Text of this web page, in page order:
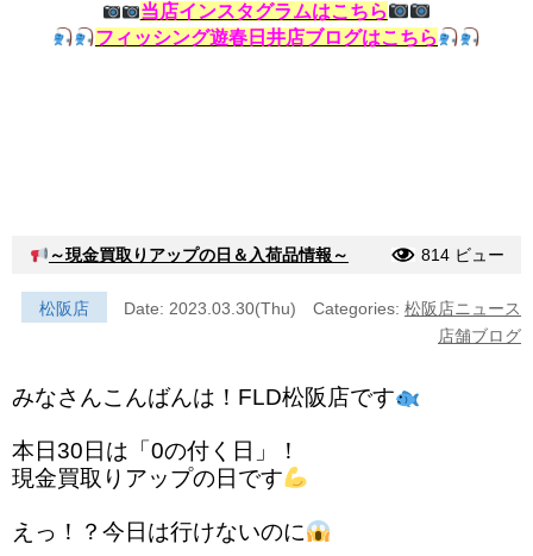
当店インスタグラムはこちら
フィッシング遊春日井店ブログはこちら
～現金買取りアップの日＆入荷品情報～ 814 ビュー
松阪店 Date: 2023.03.30(Thu) Categories: 松阪店ニュース
店舗ブログ
みなさんこんばんは！FLD松阪店です
本日30日は「0の付く日」！
現金買取りアップの日です
えっ！？今日は行けないのに